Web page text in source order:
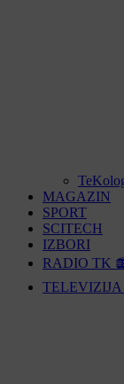
MAGAZIN
SPORT
SCITECH
IZBORI
RADIO TK
TELEVIZIJA